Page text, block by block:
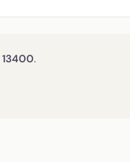
13400.